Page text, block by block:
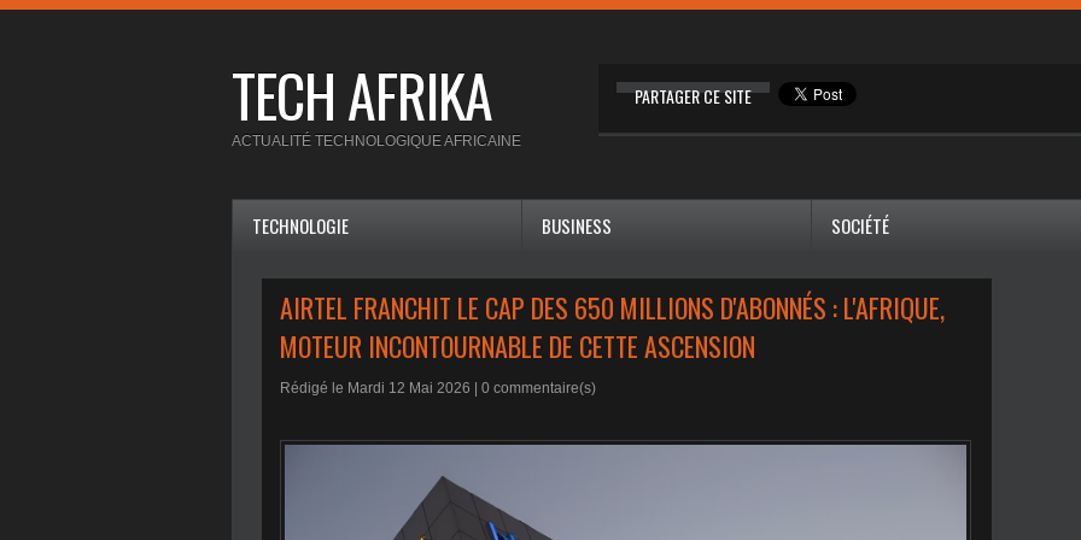
TECH AFRIKA PARTAGER CE SITE
ACTUALITÉ TECHNOLOGIQUE AFRICAINE
TECHNOLOGIE BUSINESS SOCIÉTÉ
AIRTEL FRANCHIT LE CAP DES 650 MILLIONS D'ABONNÉS : L'AFRIQUE,
MOTEUR INCONTOURNABLE DE CETTE ASCENSION
Rédigé le Mardi 12 Mai 2026 | 0 commentaire(s)